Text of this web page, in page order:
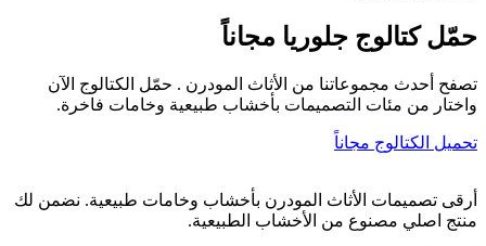
حمّل كتالوج جلوريا مجاناً
تصفح أحدث مجموعاتنا من الأثاث المودرن . حمّل الكتالوج الآن
واختار من مئات التصميمات بأخشاب طبيعية وخامات فاخرة.
تحميل الكتالوج مجاناً
أرقى تصميمات الأثاث المودرن بأخشاب وخامات طبيعية. نضمن لك
منتج اصلي مصنوع من الأخشاب الطبيعية.